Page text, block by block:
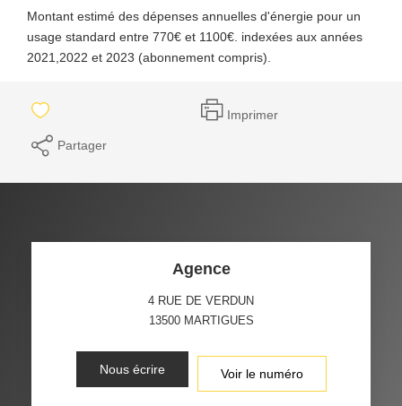
Montant estimé des dépenses annuelles d'énergie pour un
usage standard entre 770€ et 1100€. indexées aux années
2021,2022 et 2023 (abonnement compris).
Imprimer
Partager
Agence
4 RUE DE VERDUN
13500 MARTIGUES
Nous écrire Voir le numéro